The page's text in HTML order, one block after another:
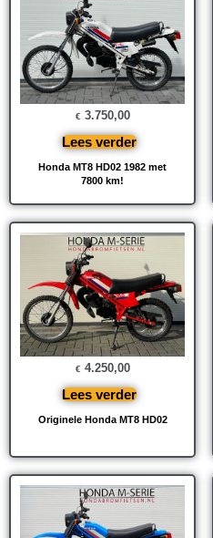
Honda MT8 HD02 1982 met
7800 km!
€ 3.750,00
Lees verder
Originele Honda MT8 HD02
€ 4.250,00
Lees verder